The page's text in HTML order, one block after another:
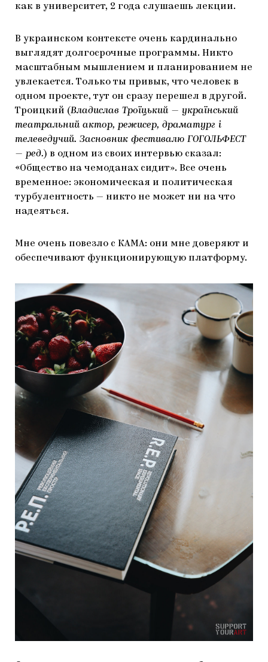
как в университет, 2 года слушаешь лекции.
В украинском контексте очень кардинально
выглядят долгосрочные программы. Никто
масштабным мышлением и планированием не
увлекается. Только ты привык, что человек в
одном проекте, тут он сразу перешел в другой.
Троицкий (Владислав Троїцький — український
театральний актор, режисер, драматург і
телеведучий. Засновник фестивалю ГОГОЛЬФЕСТ
— ред.) в одном из своих интервью сказал:
«Общество на чемоданах сидит». Все очень
временное: экономическая и политическая
турбулентность — никто не может ни на что
надеяться.
Мне очень повезло с КАМА: они мне доверяют и
обеспечивают функционирующую платформу.